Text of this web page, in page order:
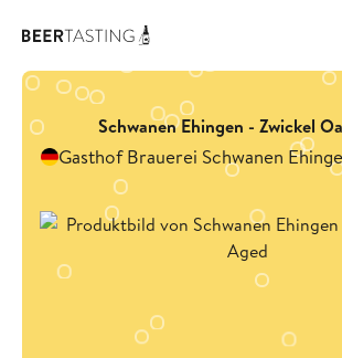
Schwanen Ehingen - Zwickel
Gasthof Brauerei Schwanen